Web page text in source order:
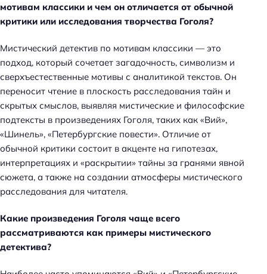
мотивам классики и чем он отличается от обычной
критики или исследования творчества Гоголя?
Мистический детектив по мотивам классики — это
подход, который сочетает загадочность, символизм и
сверхъестественные мотивы с аналитикой текстов. Он
переносит чтение в плоскость расследования тайн и
скрытых смыслов, выявляя мистические и философские
подтексты в произведениях Гоголя, таких как «Вий»,
«Шинель», «Петербургские повести». Отличие от
обычной критики состоит в акценте на гипотезах,
интерпретациях и «раскрытии» тайны за гранями явной
сюжета, а также на создании атмосферы мистического
расследования для читателя.
Какие произведения Гоголя чаще всего
рассматриваются как примеры мистического
детектива?